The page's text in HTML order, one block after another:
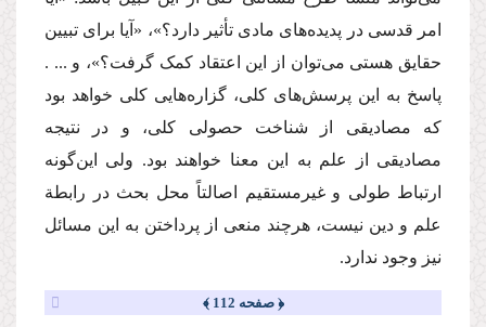
امر قدسی در پدیده‌های مادی تأثیر دارد؟»، «آیا برای تبیین
حقایق هستی می‌توان از این اعتقاد کمک گرفت؟»، و ... .
پاسخ به این پرسش‌های کلی، گزاره‌هایی کلی خواهد بود
که مصادیقی از شناخت حصولی کلی، و در نتیجه
مصادیقی از علم به این معنا خواهند بود. ولی این‌گونه
ارتباط طولی و غیرمستقیم اصالتاً محل بحث در رابطة
علم و دین نیست، هرچند منعی از پرداختن به این مسائل
نیز وجود ندارد.
﴿ صفحه 112 ﴾